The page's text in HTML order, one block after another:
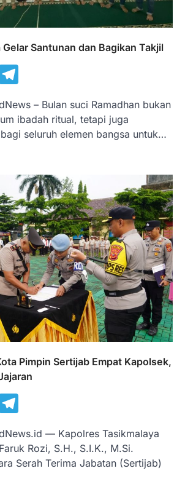
Gelar Santunan dan Bagikan Takjil
– Bulan suci Ramadhan bukan
ibadah ritual, tetapi juga
seluruh elemen bangsa untuk…
Pimpin Sertijab Empat Kapolsek,
— Kapolres Tasikmalaya
Rozi, S.H., S.I.K., M.Si.
Serah Terima Jabatan (Sertijab)